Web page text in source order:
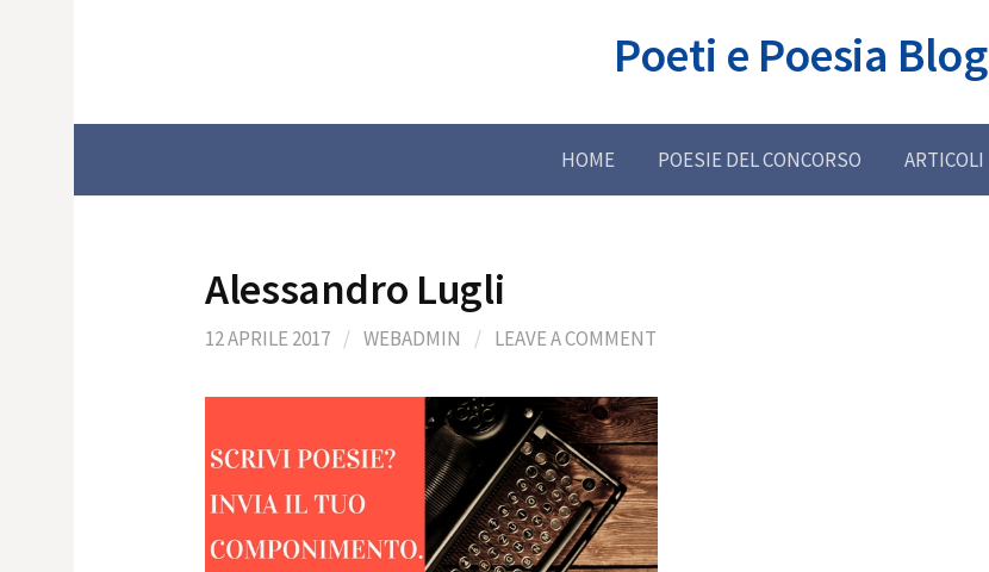
Poeti e Poesia Blog
HOME POESIE DEL CONCORSO ARTICOLI
Alessandro Lugli
12 APRILE 2017 / WEBADMIN / LEAVE A COMMENT